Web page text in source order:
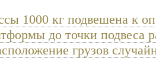
1000 кг подвешена к
до точки
грузов